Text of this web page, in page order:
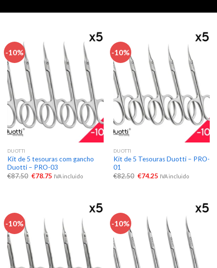
-10%
DUOTTI
Kit de 5 tesouras com gancho
Duotti – PRO-03
€87.50 €78.75 IVA incluido
-10%
DUOTTI
Kit de 5 Tesouras Duotti – PRO-
01
€82.50 €74.25 IVA incluido
-10% -10%